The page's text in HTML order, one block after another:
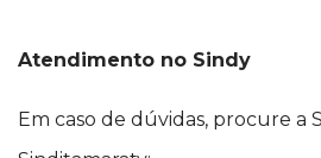
Atendimento no Sindy
Em caso de dúvidas, procure a